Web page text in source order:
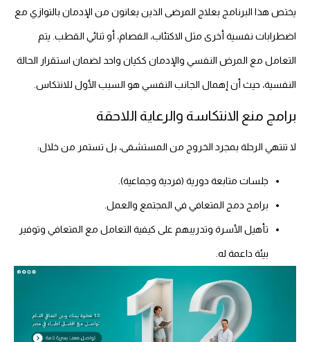
يختص هذا البرنامج بعلاج المرضى الذين يعانون من الإدمان بالتوازي مع
اضطرابات نفسية أخرى مثل الاكتئاب، الفصام، أو ثنائي القطب. يتم
التعامل مع المرض النفسي والإدمان ككيان واحد لضمان استقرار الحالة
النفسية، حيث أن إهمال الجانب النفسي هو السبب الأول للانتكاس.
برامج منع الانتكاسة والرعاية اللاحقة
لا تنتهي الرحلة بمجرد الخروج من المستشفى، بل تستمر من خلال:
جلسات متابعة دورية (فردية وجماعية).
برامج دمج المتعافي في المجتمع والعمل.
تأهيل الأسرة وتدريبهم على كيفية التعامل مع المتعافي وتوفير
بيئة داعمة له.